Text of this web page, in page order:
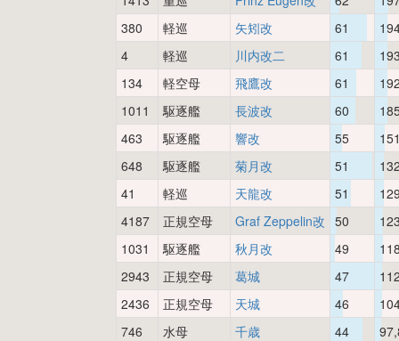
380
軽巡 矢矧改 61
4
軽巡 川内改二 61
134
軽空母 飛鷹改 61
1011
駆逐艦 長波改 60
463
駆逐艦 響改 55
648
駆逐艦 菊月改 51
41
軽巡 天龍改 51
4187
正規空母 Graf Zeppelin改 50
1031
駆逐艦 秋月改 49
2943
正規空母 葛城 47
2436
正規空母 天城 46
746
水母 千歳 44